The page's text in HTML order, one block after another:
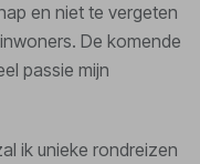
en niet te vergeten
De komende
passie mijn
ik unieke rondreizen